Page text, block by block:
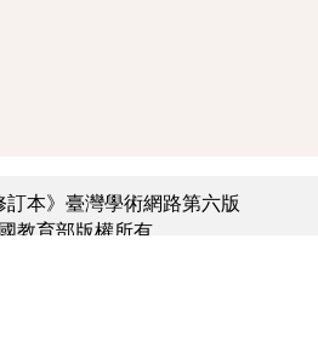
訂本》臺灣學術網路第六版
教育部版權所有